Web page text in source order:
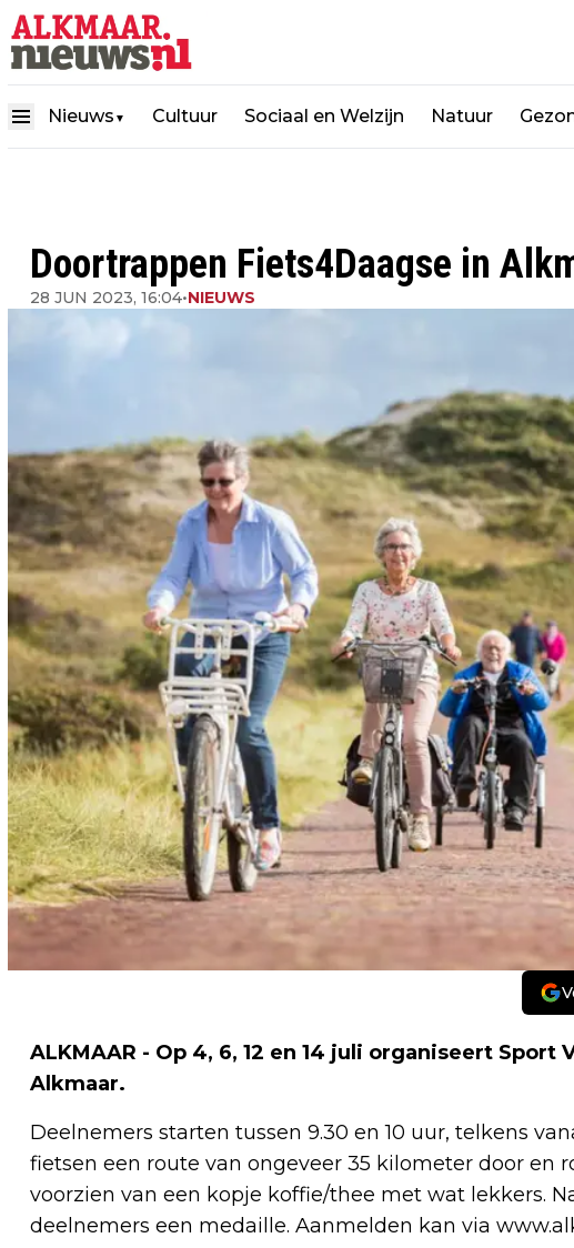
Nieuws ▼ Cultuur Sociaal en Welzijn Natuur
Doortrappen Fiets4Daagse in
28 JUN 2023, 16:04•NIEUWS
ALKMAAR - Op 4, 6, 12 en 14 juli organiseert
Alkmaar.
Deelnemers starten tussen 9.30 en 10 uur, telkens
fietsen een route van ongeveer 35 kilometer door en
voorzien van een kopje koffie/thee met wat lekkers.
deelnemers een medaille. Aanmelden kan via